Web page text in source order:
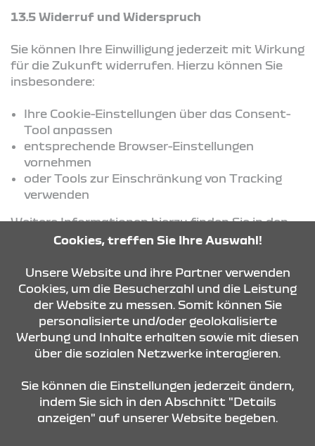
13.5 Widerruf und Widerspruch
Sie können Ihre Einwilligung jederzeit mit Wirkung
für die Zukunft widerrufen. Hierzu können Sie
insbesondere:
Ihre Cookie-Einstellungen über das Consent-
Tool anpassen
entsprechende Browser-Einstellungen
vornehmen
oder Tools zur Einschränkung von Tracking
verwenden
Weitere Informationen hierzu finden Sie in den
jeweiligen Datenschutzinformationen der
KONTAKT & ANFAHRT
Cookies, treffen Sie Ihre Auswahl!
Unsere Website und ihre Partner verwenden
Cookies, um die Besucherzahl und die Leistung
der Website zu messen. Somit können Sie
personalisierte und/oder geolokalisierte
Werbung und Inhalte erhalten sowie mit diesen
über die sozialen Netzwerke interagieren.
Sie können die Einstellungen jederzeit ändern,
indem Sie sich in den Abschnitt "Details
anzeigen" auf unserer Website begeben.